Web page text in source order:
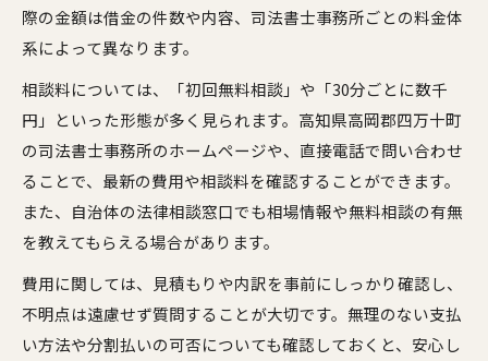
際の金額は借金の件数や内容、司法書士事務所ごとの料金体
系によって異なります。
相談料については、「初回無料相談」や「30分ごとに数千
円」といった形態が多く見られます。高知県高岡郡四万十町
の司法書士事務所のホームページや、直接電話で問い合わせ
ることで、最新の費用や相談料を確認することができます。
また、自治体の法律相談窓口でも相場情報や無料相談の有無
を教えてもらえる場合があります。
費用に関しては、見積もりや内訳を事前にしっかり確認し、
不明点は遠慮せず質問することが大切です。無理のない支払
い方法や分割払いの可否についても確認しておくと、安心し